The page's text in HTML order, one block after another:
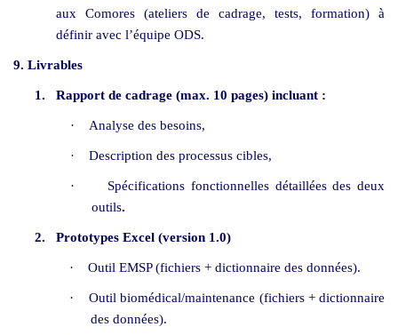
aux Comores (ateliers de cadrage, tests, formation) à
définir avec l’équipe ODS.
9. Livrables
1. Rapport de cadrage (max. 10 pages) incluant :
· Analyse des besoins,
· Description des processus cibles,
·
Spécifications fonctionnelles détaillées des deux
outils.
2. Prototypes Excel (version 1.0)
· Outil EMSP (fichiers + dictionnaire des données).
·
Outil biomédical/maintenance (fichiers + dictionnaire
des données).